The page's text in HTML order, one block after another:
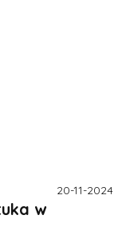
20-11-2024
w